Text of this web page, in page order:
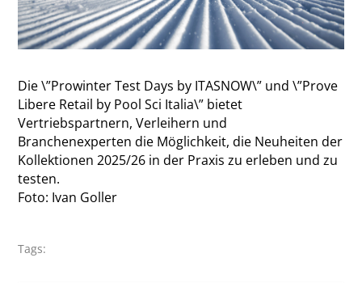
Die \”Prowinter Test Days by ITASNOW\” und \”Prove
Libere Retail by Pool Sci Italia\” bietet
Vertriebspartnern, Verleihern und
Branchenexperten die Möglichkeit, die Neuheiten der
Kollektionen 2025/26 in der Praxis zu erleben und zu
testen.
Foto: Ivan Goller
Tags: